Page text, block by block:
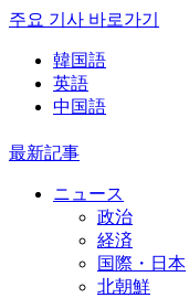
주요 기사 바로가기
韓国語
英語
中国語
最新記事
ニュース
政治
経済
国際・日本
北朝鮮